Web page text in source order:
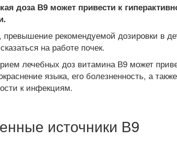
доза В9 может привести к
рекомендуемой дозировки в
на работе почек.
лечебных доз витамина В9 может
языка, его болезненность, а
к инфекциям.
источники В9